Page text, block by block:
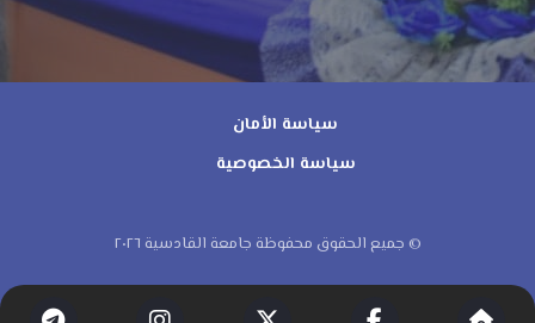
سياسة الأمان
سياسة الخصوصية
© جميع الحقوق محفوظة جامعة القادسية ٢٠٢٦